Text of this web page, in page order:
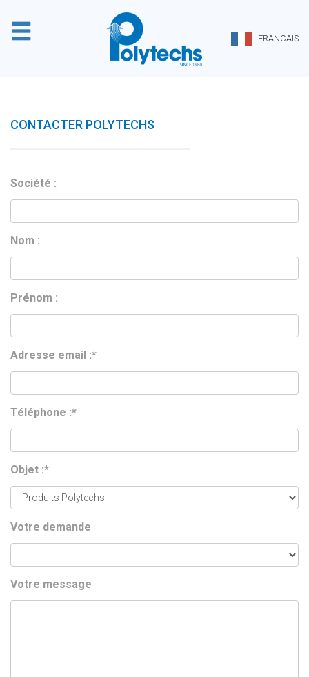
FRANCAIS
CONTACTER POLYTECHS
Société :
Nom :
Prénom :
Adresse email :*
Téléphone :*
Objet :*
Votre demande
Votre message